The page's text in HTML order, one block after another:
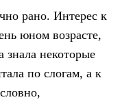
рано. Интерес к
юном возрасте,
знала некоторые
по слогам, а к